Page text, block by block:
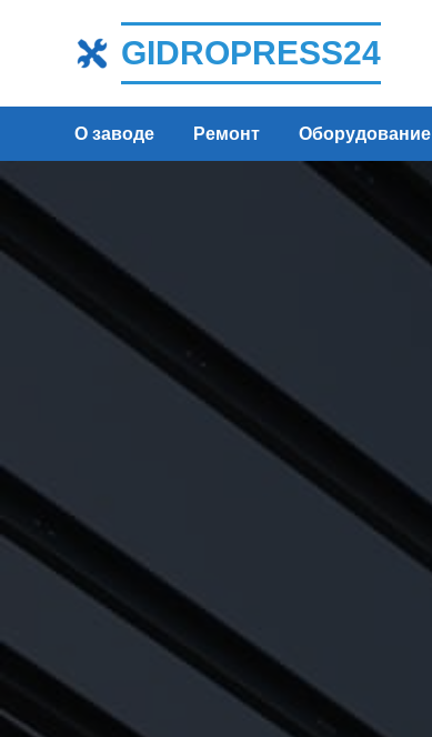
GIDROPRESS24
О заводе Ремонт Оборудование